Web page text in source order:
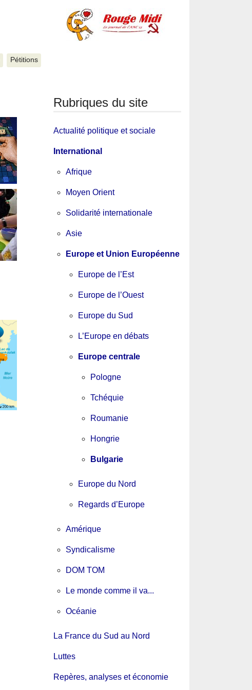
Pétitions
Rubriques du site
Actualité politique et sociale
International
Afrique
Moyen Orient
Solidarité internationale
Asie
Europe et Union Européenne
Europe de l’Est
Europe de l’Ouest
Europe du Sud
L’Europe en débats
Europe centrale
Pologne
Tchéquie
Roumanie
Hongrie
Bulgarie
Europe du Nord
Regards d’Europe
Amérique
Syndicalisme
DOM TOM
Le monde comme il va...
Océanie
La France du Sud au Nord
Luttes
Repères, analyses et économie